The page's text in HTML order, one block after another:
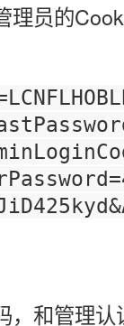
理员的
，和管理认